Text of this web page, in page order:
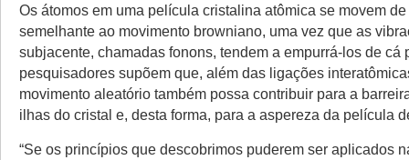
Os átomos em uma película cristalina atômica se movem
semelhante ao movimento browniano, uma vez que as
subjacente, chamadas fonons, tendem a empurrá-los de cá
pesquisadores supõem que, além das ligações
movimento aleatório também possa contribuir para a
ilhas do cristal e, desta forma, para a aspereza da película
“Se os princípios que descobrimos puderem ser aplicados